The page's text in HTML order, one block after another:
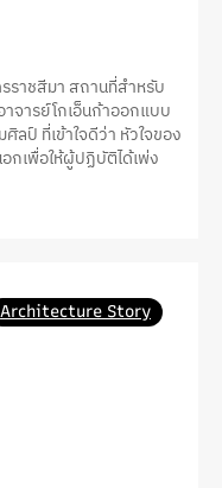
ราชสีมา สถานที่สำหรับ
จารย์โกเอ็นก้าออกแบบ
ป์ ที่เข้าใจดีว่า หัวใจของ
เพื่อให้ผู้ปฏิบัติได้เพ่ง
Architecture Story